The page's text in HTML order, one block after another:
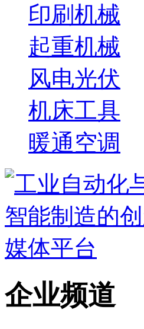
印刷机械
起重机械
风电光伏
机床工具
暖通空调
企业频道